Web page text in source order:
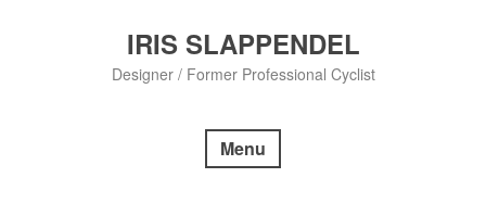
IRIS SLAPPENDEL
Designer / Former Professional Cyclist
Menu